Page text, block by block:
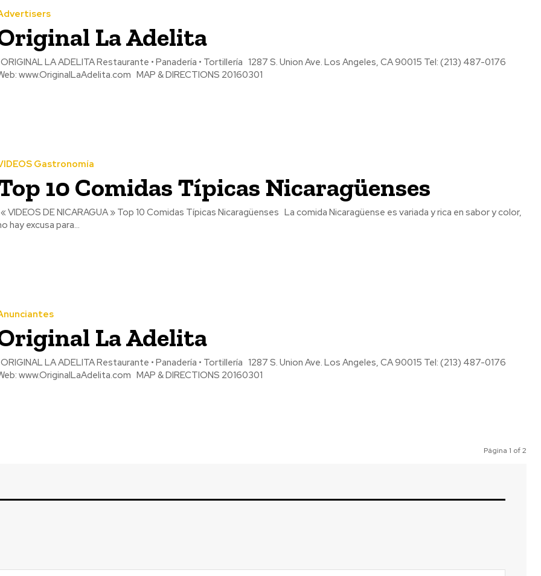
La Adelita
LA ADELITA Restaurante • Panadería • Tortillería 1287 S. Union Ave. Los Angeles, CA 90015 Tel: (213) 487-0176
Web: www.OriginalLaAdelita.com MAP & DIRECTIONS 20160301
Gastronomía
10 Comidas Típicas Nicaragüenses
hay excusa para...
La Adelita
LA ADELITA Restaurante • Panadería • Tortillería 1287 S. Union Ave. Los Angeles, CA 90015 Tel: (213) 487-0176
Web: www.OriginalLaAdelita.com MAP & DIRECTIONS 20160301
Página 1 of 2